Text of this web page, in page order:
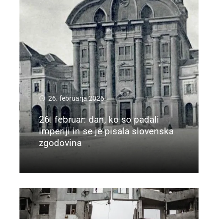
26. februarja 2026
26. februar: dan, ko so padali
imperiji in se je pisala slovenska
zgodovina